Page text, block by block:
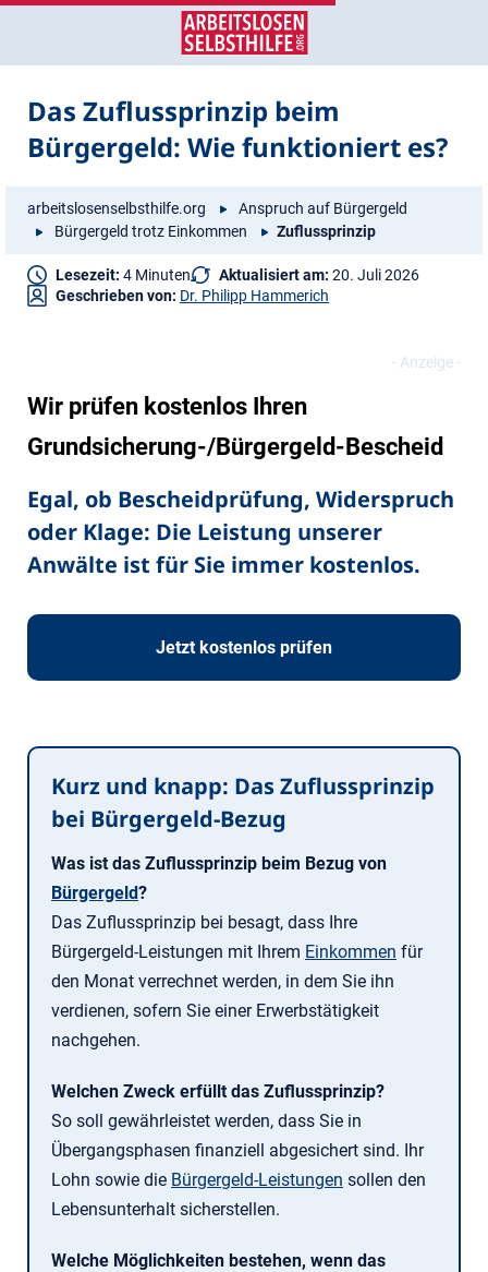
Zum
Zur
Das Zuflussprinzip beim
Bürgergeld: Wie funktioniert es?
arbeitslosenselbsthilfe.org
Anspruch auf Bürgergeld
Bürgergeld trotz Einkommen
Zuflussprinzip
Lesezeit: 4 Minuten Aktualisiert am: 20. Juli 2026
Geschrieben von: Dr. Philipp Hammerich
Wir prüfen kostenlos Ihren
Grundsicherung-/Bürgergeld-Bescheid
Egal, ob Bescheidprüfung, Widerspruch
oder Klage: Die Leistung unserer
Anwälte ist für Sie immer kostenlos.
Jetzt kostenlos prüfen
Kurz und knapp: Das Zuflussprinzip
bei Bürgergeld-Bezug
Was ist das Zuflussprinzip beim Bezug von
Bürgergeld?
Das Zuflussprinzip bei besagt, dass Ihre
Bürgergeld-Leistungen mit Ihrem Einkommen für
den Monat verrechnet werden, in dem Sie ihn
verdienen, sofern Sie einer Erwerbstätigkeit
nachgehen.
Welchen Zweck erfüllt das Zuflussprinzip?
So soll gewährleistet werden, dass Sie in
Übergangsphasen finanziell abgesichert sind. Ihr
Lohn sowie die Bürgergeld-Leistungen sollen den
Lebensunterhalt sicherstellen.
Welche Möglichkeiten bestehen, wenn das